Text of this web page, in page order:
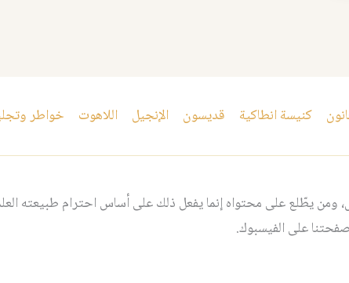
كنيسة انطاكية قديسون الإنجيل اللاهوت خواطر
يطّلع على محتواه إنما يفعل ذلك على أساس احترام طبيعته
على الفيسبوك.